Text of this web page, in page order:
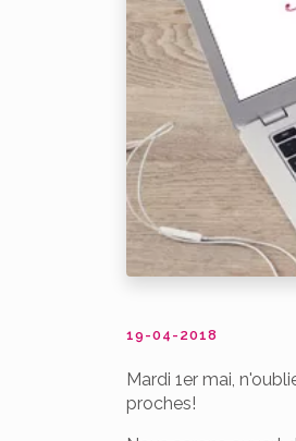
19-04-2018
Mardi 1er mai,
proches!